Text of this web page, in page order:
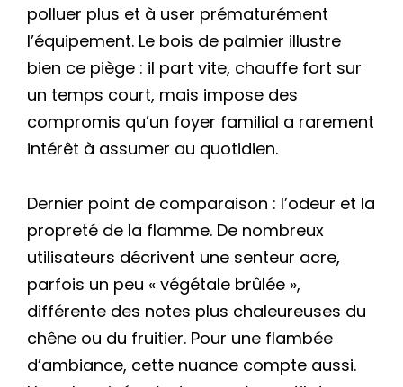
polluer plus et à user prématurément
l’équipement. Le bois de palmier illustre
bien ce piège : il part vite, chauffe fort sur
un temps court, mais impose des
compromis qu’un foyer familial a rarement
intérêt à assumer au quotidien.
Dernier point de comparaison : l’odeur et la
propreté de la flamme. De nombreux
utilisateurs décrivent une senteur acre,
parfois un peu « végétale brûlée »,
différente des notes plus chaleureuses du
chêne ou du fruitier. Pour une flambée
d’ambiance, cette nuance compte aussi.